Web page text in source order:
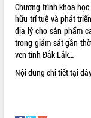
Bí thư Tỉnh ủy Lương
Triết thăm, tặng quà
cách mạng
Rà soát, hoàn thiện hệ
phát triển mới
Minh
Chương trình khoa
hữu trí tuệ và phát
địa lý cho sản phẩm
trong giám sát gần
ven tỉnh Đắk Lắk…
Nội dung chi tiếttại